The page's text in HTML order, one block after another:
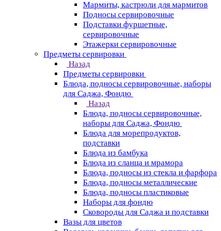
Мармиты, кастрюли для мармитов
Подносы сервировочные
Подставки фуршетные,
сервировочные
Этажерки сервировочные
Предметы сервировки
Назад
Предметы сервировки
Блюда, подносы сервировочные, наборы
для Саджа, Фондю
Назад
Блюда, подносы сервировочные,
наборы для Саджа, Фондю
Блюда для морепродуктов,
подставки
Блюда из бамбука
Блюда из сланца и мрамора
Блюда, подносы из стекла и фарфора
Блюда, подносы металлические
Блюда, подносы пластиковые
Наборы для фондю
Сковороды для Саджа и подставки
Вазы для цветов